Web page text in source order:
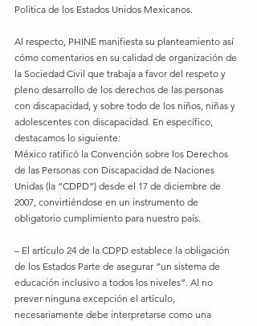
Política de los Estados Unidos Mexicanos.
Al respecto, PHINE manifiesta su planteamiento así
cómo comentarios en su calidad de organización de
la Sociedad Civil que trabaja a favor del respeto y
pleno desarrollo de los derechos de las personas
con discapacidad, y sobre todo de los niños, niñas y
adolescentes con discapacidad. En específico,
destacamos lo siguiente:
México ratificó la Convención sobre los Derechos
de las Personas con Discapacidad de Naciones
Unidas (la “CDPD”) desde el 17 de diciembre de
2007, convirtiéndose en un instrumento de
obligatorio cumplimiento para nuestro país.
– El artículo 24 de la CDPD establece la obligación
de los Estados Parte de asegurar “un sistema de
educación inclusivo a todos los niveles”. Al no
prever ninguna excepción el artículo,
necesariamente debe interpretarse como una